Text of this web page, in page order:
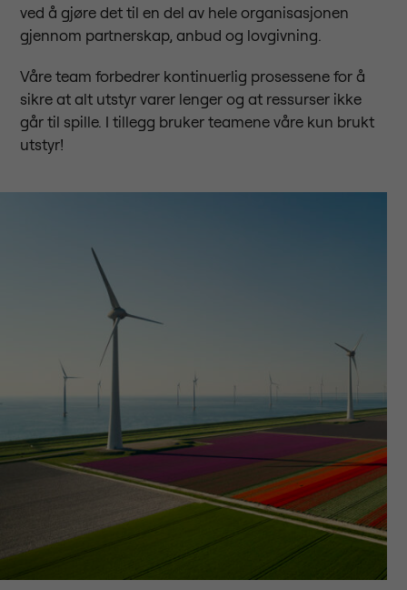
ved å gjøre det til en del av hele organisasjonen
gjennom partnerskap, anbud og lovgivning.
Våre team forbedrer kontinuerlig prosessene for å
sikre at alt utstyr varer lenger og at ressurser ikke
går til spille. I tillegg bruker teamene våre kun brukt
utstyr!